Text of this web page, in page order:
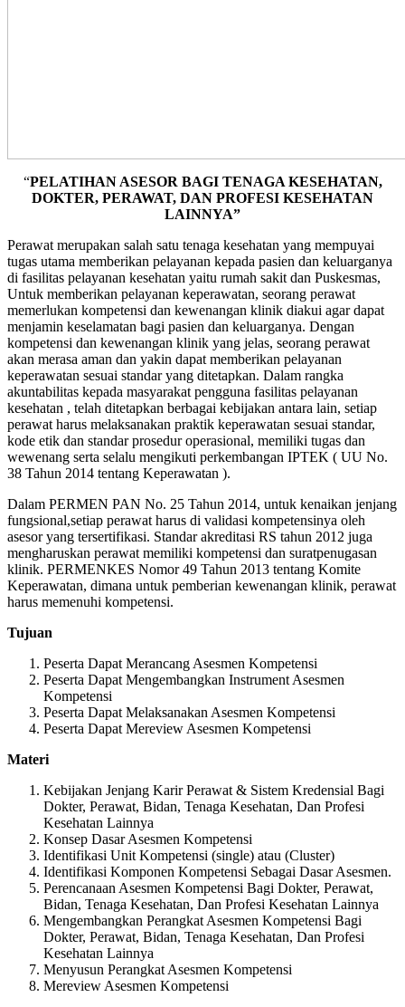
“PELATIHAN ASESOR BAGI TENAGA KESEHATAN,
DOKTER, PERAWAT, DAN PROFESI KESEHATAN
LAINNYA”
Perawat merupakan salah satu tenaga kesehatan yang mempuyai
tugas utama memberikan pelayanan kepada pasien dan keluarganya
di fasilitas pelayanan kesehatan yaitu rumah sakit dan Puskesmas,
Untuk memberikan pelayanan keperawatan, seorang perawat
memerlukan kompetensi dan kewenangan klinik diakui agar dapat
menjamin keselamatan bagi pasien dan keluarganya. Dengan
kompetensi dan kewenangan klinik yang jelas, seorang perawat
akan merasa aman dan yakin dapat memberikan pelayanan
keperawatan sesuai standar yang ditetapkan. Dalam rangka
akuntabilitas kepada masyarakat pengguna fasilitas pelayanan
kesehatan , telah ditetapkan berbagai kebijakan antara lain, setiap
perawat harus melaksanakan praktik keperawatan sesuai standar,
kode etik dan standar prosedur operasional, memiliki tugas dan
wewenang serta selalu mengikuti perkembangan IPTEK ( UU No.
38 Tahun 2014 tentang Keperawatan ).
Dalam PERMEN PAN No. 25 Tahun 2014, untuk kenaikan jenjang
fungsional,setiap perawat harus di validasi kompetensinya oleh
asesor yang tersertifikasi. Standar akreditasi RS tahun 2012 juga
mengharuskan perawat memiliki kompetensi dan suratpenugasan
klinik. PERMENKES Nomor 49 Tahun 2013 tentang Komite
Keperawatan, dimana untuk pemberian kewenangan klinik, perawat
harus memenuhi kompetensi.
Tujuan
Peserta Dapat Merancang Asesmen Kompetensi
Peserta Dapat Mengembangkan Instrument Asesmen
Kompetensi
Peserta Dapat Melaksanakan Asesmen Kompetensi
Peserta Dapat Mereview Asesmen Kompetensi
Materi
Kebijakan Jenjang Karir Perawat & Sistem Kredensial Bagi
Dokter, Perawat, Bidan, Tenaga Kesehatan, Dan Profesi
Kesehatan Lainnya
Konsep Dasar Asesmen Kompetensi
Identifikasi Unit Kompetensi (single) atau (Cluster)
Identifikasi Komponen Kompetensi Sebagai Dasar Asesmen.
Perencanaan Asesmen Kompetensi Bagi Dokter, Perawat,
Bidan, Tenaga Kesehatan, Dan Profesi Kesehatan Lainnya
Mengembangkan Perangkat Asesmen Kompetensi Bagi
Dokter, Perawat, Bidan, Tenaga Kesehatan, Dan Profesi
Kesehatan Lainnya
Menyusun Perangkat Asesmen Kompetensi
Mereview Asesmen Kompetensi